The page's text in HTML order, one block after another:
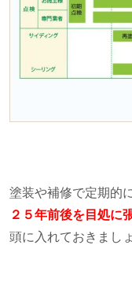
塗装や補修で定期的
２５年前後を目処に
頭に入れておきまし